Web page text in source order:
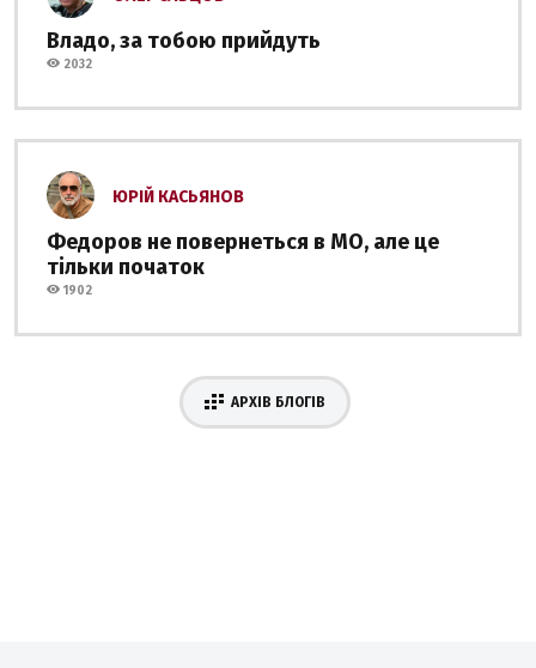
Владо, за тобою прийдуть
2032
ЮРІЙ КАСЬЯНОВ
Федоров не повернеться в МО, але це
тільки початок
1902
АРХІВ БЛОГІВ